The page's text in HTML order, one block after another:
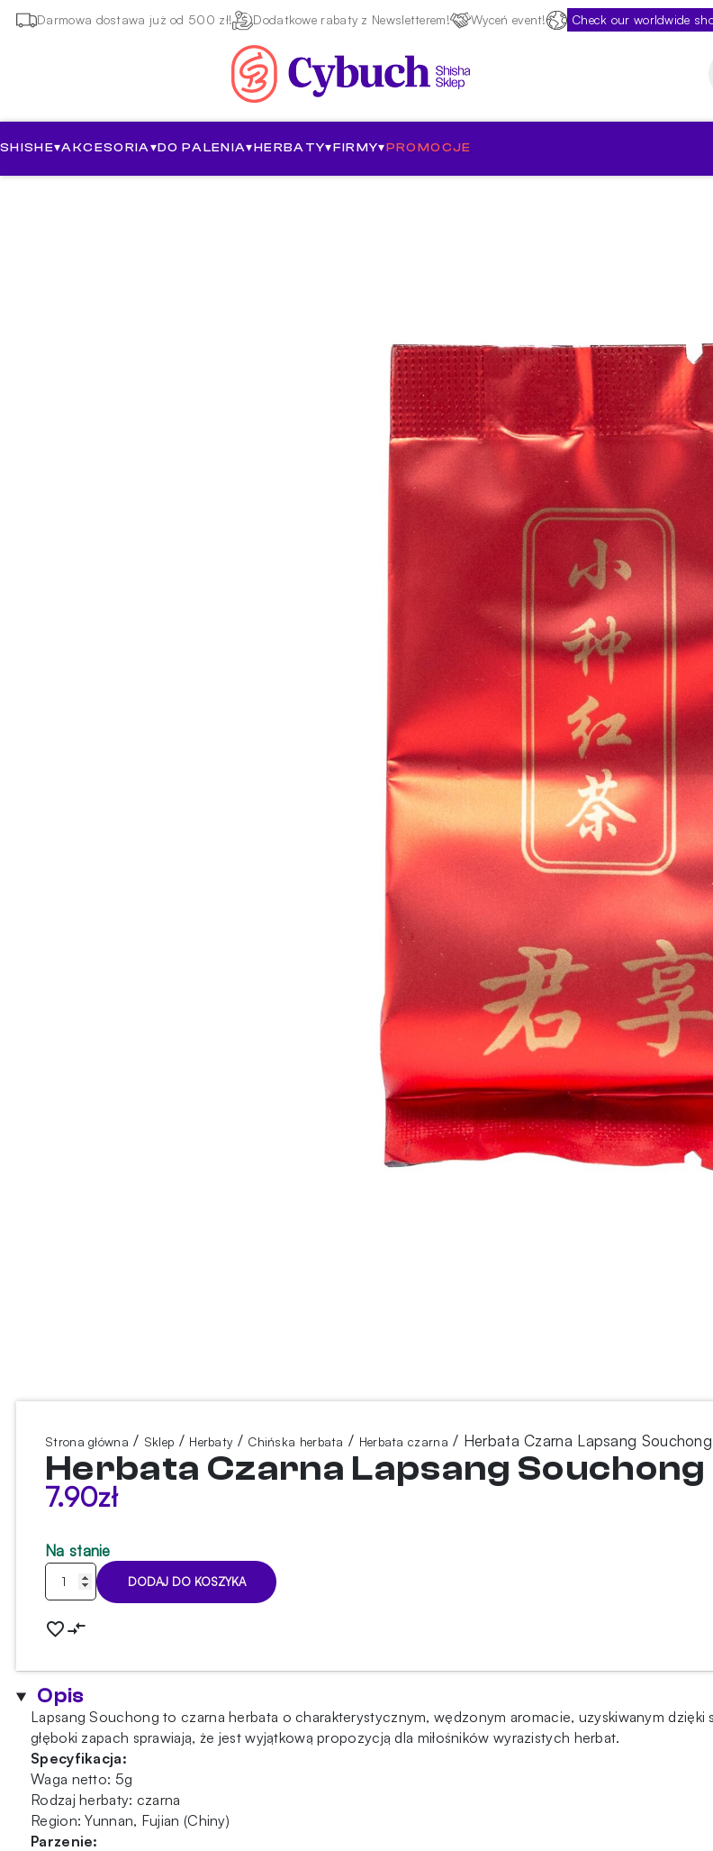
Darmowa dostawa już od 500 zł! Dodatkowe rabaty z Newsletterem! Wyceń event! Check our worldwide
SHISHE▾AKCESORIA▾DO PALENIA▾HERBATY▾FIRMY▾PROMOCJE
Strona główna / Sklep / Herbaty/ Chińska herbata / Herbata czarna / Herbata Czarna Lapsang
Herbata Czarna Lapsang Souchong
7.90zł
Na stanie
ilość
Herbata
Lapsang
5g
DODAJ DO KOSZYKA
Opis
Lapsang Souchong to czarna herbata o charakterystycznym, wędzonym aromacie, uzyskiwanym
głęboki zapach sprawiają, że jest wyjątkową propozycją dla miłośników wyrazistych herbat.
Specyfikacja:
Waga netto: 5g
Rodzaj herbaty: czarna
Region: Yunnan, Fujian (Chiny)
Parzenie: